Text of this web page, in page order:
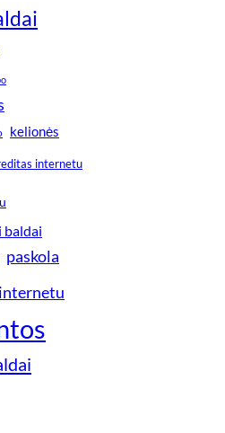
kelionės
internetu
baldai
paskola